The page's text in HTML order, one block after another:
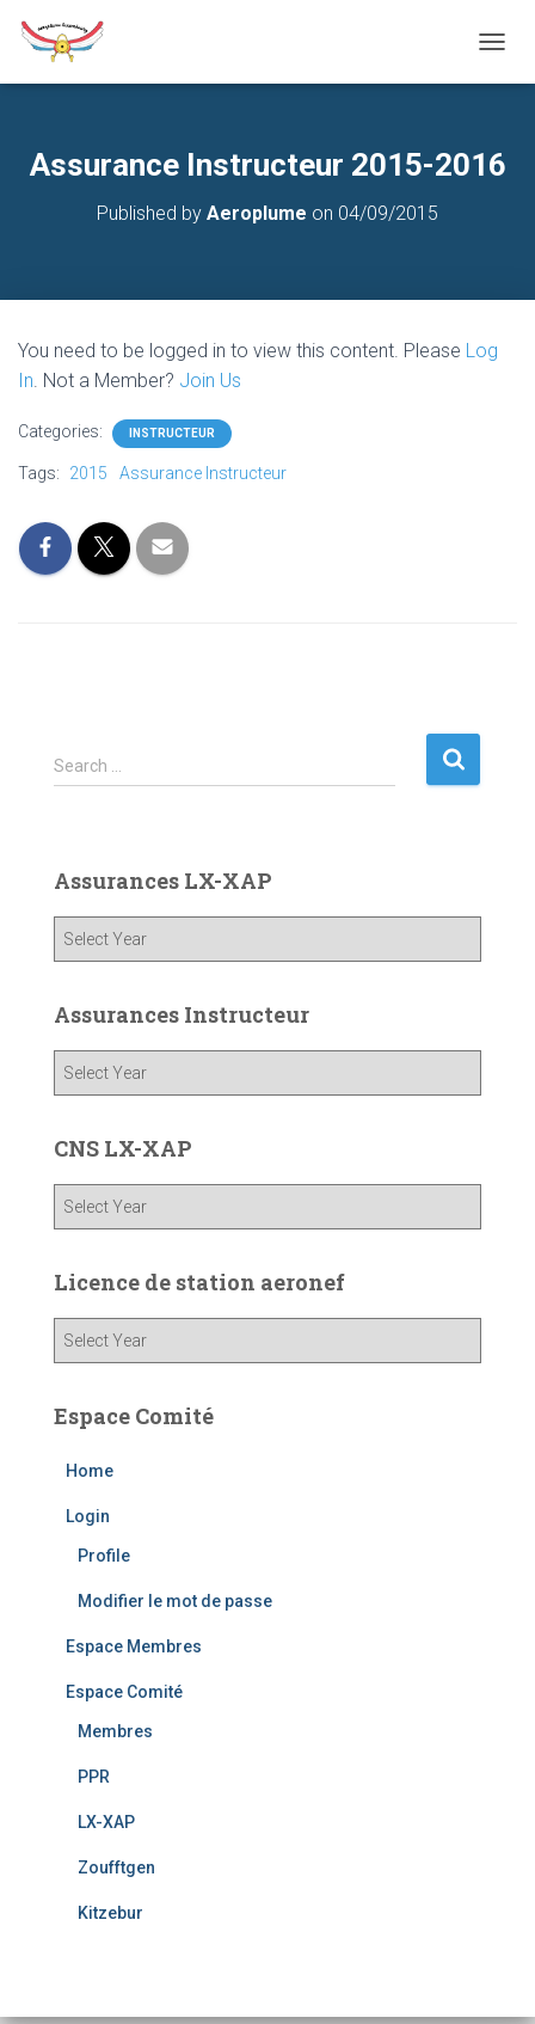
O
L
E
I
Assurance Instructeur 2015-2016
Published by Aeroplume on 04/09/2015
You need to be logged in to view this content. Please Log
In. Not a Member? Join Us
Categories: INSTRUCTEUR
Tags: 2015 Assurance Instructeur
S
e
h
f
r
Search …
Assurances LX-XAP
Assurances Instructeur
CNS LX-XAP
Licence de station aeronef
Espace Comité
Home
Login
Profile
Modifier le mot de passe
Espace Membres
Espace Comité
Membres
PPR
LX-XAP
Zoufftgen
Kitzebur